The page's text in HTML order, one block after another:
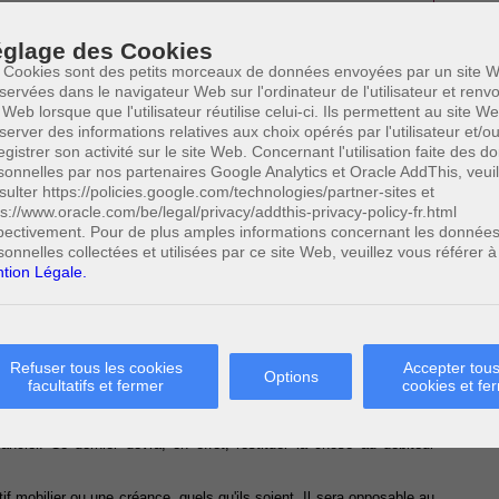
des Cookies
Cookies sont des petits morceaux de données envoyées par un site
dans le navigateur Web sur l'ordinateur de l'utilisateur et
lorsque que l'utilisateur réutilise celui-ci. Ils permettent au site
des informations relatives aux choix opérés par l'utilisateur et/
son activité sur le site Web. Concernant l'utilisation faite des
par nos partenaires Google Analytics et Oracle AddThis,
https://policies.google.com/technologies/partner-sites et
www.oracle.com/be/legal/privacy/addthis-privacy-policy-fr.html
Pour de plus amples informations concernant les données
collectées et utilisées par ce site Web, veuillez vous référer
Légale.
Refuser tous les cookies
facultatifs et fermer
Options
Accepter
cookies et
et l’abus de droit
contrat par lequel une personne (soit le débiteur, soit un tiers
autre personne (soit le créancier, soit un tiers convenu entre
d'une ou de plusieurs obligations»20. Il ne concernera que la
tombée aujourd'hui en désuétude, qui touche à la remise
: le gage civil et le gage commercial.
Le Code de commerce
et le Code civil s'appliquera en cas d'obligation civile.
principales : il est consensuel, accessoire et unilatéral.
réforme législative
par le simple échange de consentements des parties,
la remise de la chose. A titre de preuve du contrat de gage, un
être rédigé.23
à une obligation principale et un caractère unilatéral puisqu'il ne
Ce dernier devra, en effet, restituer la chose au débiteur